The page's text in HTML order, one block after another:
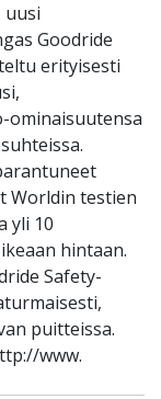
uusi
Goodride
erityisesti
ominaisuutensa
Worldin testien
yli 10
hintaan.
Safety-
puitteissa.
www.